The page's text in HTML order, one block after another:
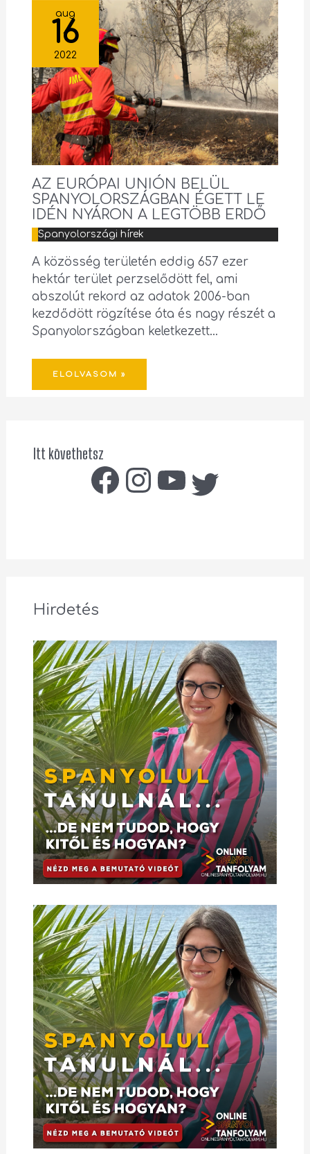
aug
16
2022
AZ EURÓPAI UNIÓN BELÜL
SPANYOLORSZÁGBAN ÉGETT LE
IDÉN NYÁRON A LEGTÖBB ERDŐ
Spanyolországi hírek
A közösség területén eddig 657 ezer
hektár terület perzselődött fel, ami
abszolút rekord az adatok 2006-ban
kezdődött rögzítése óta és nagy részét a
Spanyolországban keletkezett…
ELOLVASOM »
Itt követhetsz
Hirdetés